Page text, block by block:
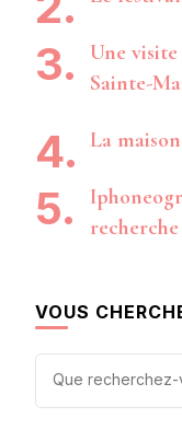
Une
Sainte-
La
VOUS
Vous